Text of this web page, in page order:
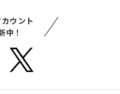
ウント
中！